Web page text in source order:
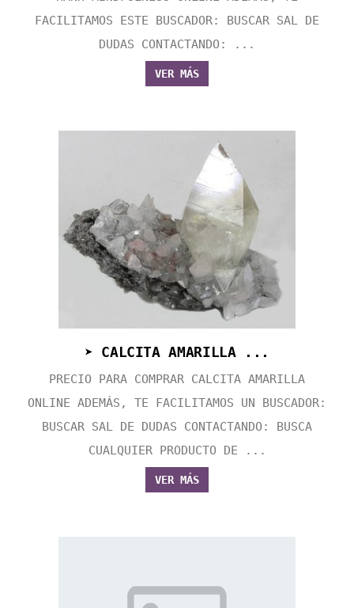
FACILITAMOS ESTE BUSCADOR: BUSCAR SAL DE
DUDAS CONTACTANDO: ...
VER MÁS
➤ CALCITA AMARILLA ...
PRECIO PARA COMPRAR CALCITA AMARILLA
ONLINE ADEMÁS, TE FACILITAMOS UN BUSCADOR:
BUSCAR SAL DE DUDAS CONTACTANDO: BUSCA
CUALQUIER PRODUCTO DE ...
VER MÁS